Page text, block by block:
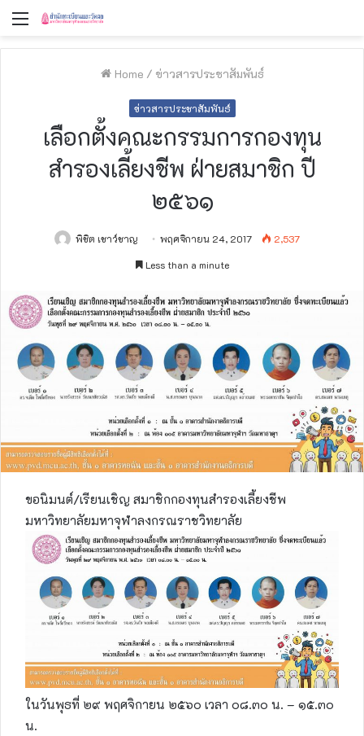
Menu
Home / ข่าวสารประชาสัมพันธ์
ข่าวสารประชาสัมพันธ์
เลือกตั้งคณะกรรมการกองทุน
สำรองเลี้ยงชีพ ฝ่ายสมาชิก ปี
๒๕๖๑
พิชิต เชาว์ชาญ พฤศจิกายน 24, 2017
2,537
Less than a minute
ขอนิมนต์/เรียนเชิญ สมาชิกกองทุนสำรองเลี้ยงชีพ
มหาวิทยาลัยมหาจุฬาลงกรณราชวิทยาลัย
ในวันพุธที่ ๒๙ พฤศจิกายน ๒๕๖๐ เวลา ๐๘.๓๐ น. – ๑๕.๓๐
น.